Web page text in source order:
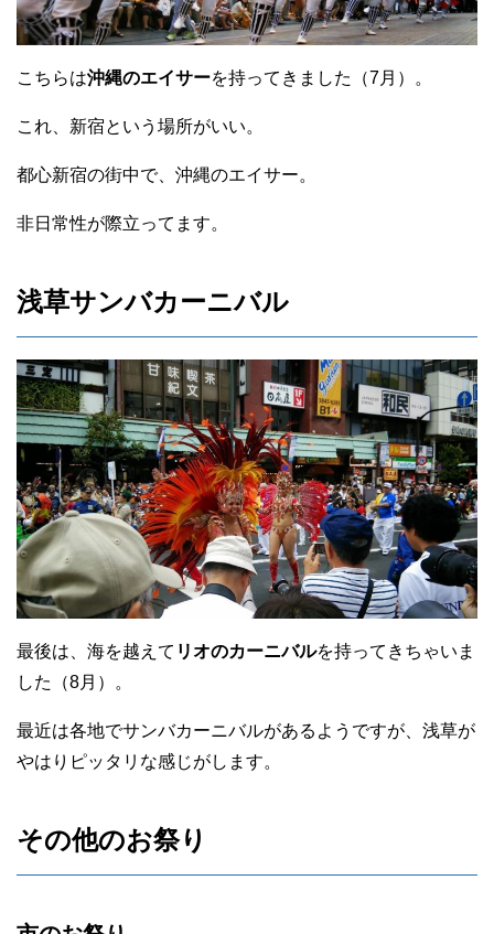
こちらは沖縄のエイサーを持ってきました（7月）。
これ、新宿という場所がいい。
都心新宿の街中で、沖縄のエイサー。
非日常性が際立ってます。
浅草サンバカーニバル
最後は、海を越えて リオのカーニバルを持ってきちゃいま
した（8月）。
最近は各地でサンバカーニバルがあるようですが、浅草が
やはりピッタリな感じがします。
その他のお祭り